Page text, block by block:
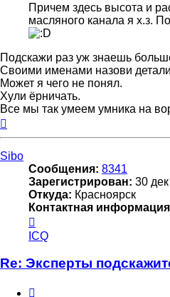
Причем здесь высота и
масляного канала я х.з.
Подскажи раз уж знаешь
Своими именами назови
Может я чего не понял.
Хули ёрничать.
Все мы так умеем умника на
Sibo
Сообщения: 8341
Зарегистрирован: 30
Откуда: Красноярск
Контактная
информация
пользователя
Sibo
ICQ
Re: Эксперты